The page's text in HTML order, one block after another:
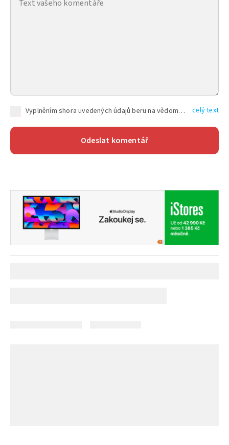
Vyplněním shora uvedených údajů beru na vědomí, že společnost TEXT FACTORY s.r.o., sídlem Brno, Durďákova 336/29, Černá Pole, PSČ: 613 00, IČ: 06157831, zapsané u Krajského soudu v Brně, oddíl C, vložka 100399, bude zpracovávat mé osobní údaje uvedené v rámci mnou vyplněného registračního formuláře na základě oprávněných zájmů TEXT FACTORY s.r.o. dle čl. 6 odst. 1 písm. f) GDPR a pro splnění právních povinností (čl. 6 odst. 1 písm. c) GDPR), a to pro tyto účely: nezbytnost zajistit oprávnění návštěvníka webových stránek provozovaných společností TEXT FACTORY s.r.o. přispívat aktivně ke zveřejněným článkům nebo v rámci diskusních fór a výkon práv TEXT FACTORY s.r.o. jako administrátora těchto diskusních fór. Více informací o zpracování osobních údajů a právech lze nalézt v celý text